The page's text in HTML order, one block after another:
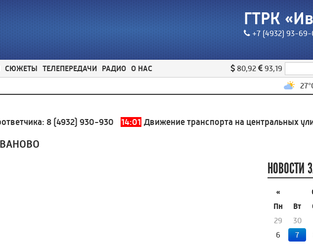
ГТРК
+7 (4932) 93-
СЮЖЕТЫ ТЕЛЕПЕРЕДАЧИ РАДИО О НАС 80,92
93,19
27
8 (4932) 930-930 14:01 Движение транспорта на центральных улицах
НОВОСТИ
«
Пн
Вт
29
30
6
7